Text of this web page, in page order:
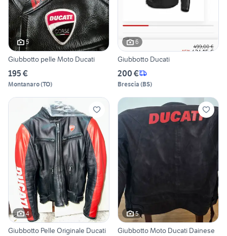
5
Giubbotto pelle Moto Ducati
195 €
Montanaro(TO)
6
Giubbotto Ducati
200 €
Brescia (BS)
4
Giubbotto Pelle Originale Ducati
5
Giubbotto Moto Ducati Dainese